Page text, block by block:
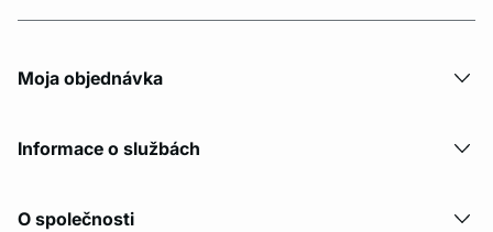
Moja objednávka
Informace o službách
O společnosti